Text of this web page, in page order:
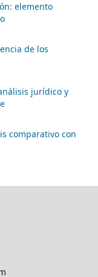
elemento
de los
jurídico y
comparativo con